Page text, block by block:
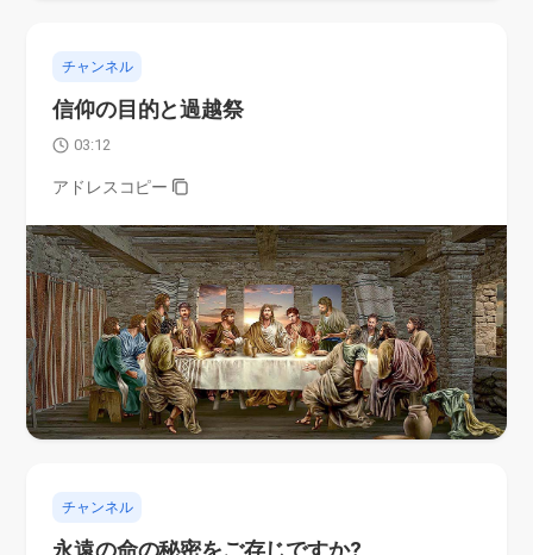
チャンネル
信仰の目的と過越祭
03:12
アドレスコピー
チャンネル
永遠の命の秘密をご存じですか?